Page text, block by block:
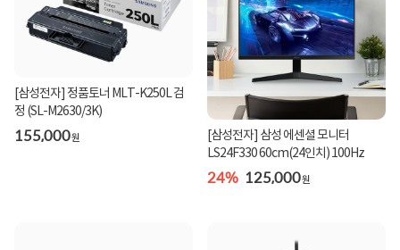
[삼성전자] 정품토너 MLT-K250L 검
정 (SL-M2630/3K)
155,000원
[삼성전자] 삼성 에센셜 모니터
LS24F330 60cm(24인치) 100Hz
24% 125,000원